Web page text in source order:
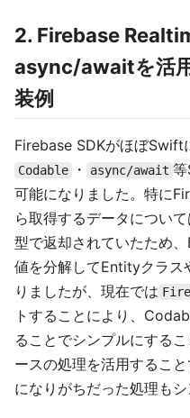
2. Firebase
async/awaitを活
装例
Firebase SDKがほぼSwift
Codable ・ async/await
可能になりました。特に
ら取得するデータについ
型で返却されていたため
値を分解してEntityクラス
りましたが、現在では
トすることにより、
ることでシンプルにする
ースの処理を活用するこ
になりがちだった処理もシ